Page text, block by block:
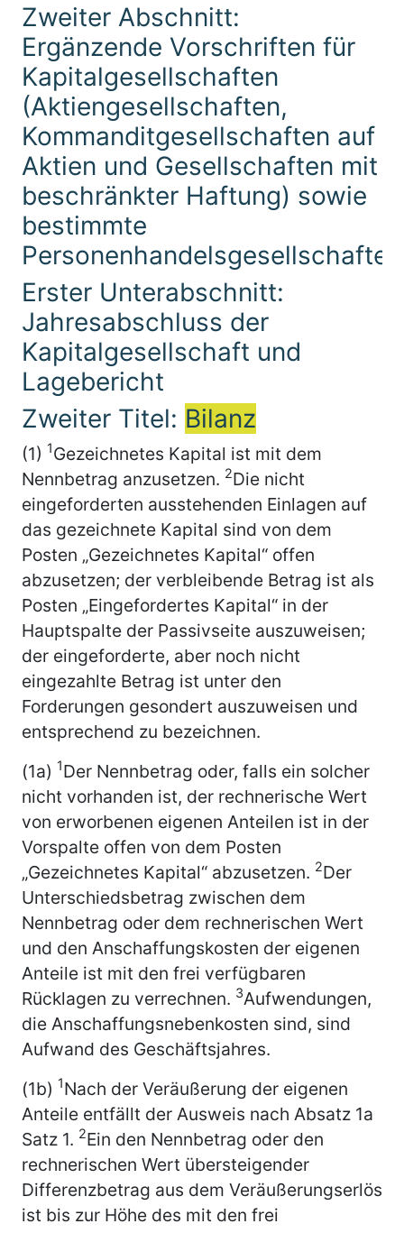
Zweiter Abschnitt:
Ergänzende Vorschriften für
Kapitalgesellschaften
(Aktiengesellschaften,
Kommanditgesellschaften auf
Aktien und Gesellschaften mit
beschränkter Haftung) sowie
bestimmte
Personenhandelsgesellschaften
Erster Unterabschnitt:
Jahresabschluss der
Kapitalgesellschaft und
Lagebericht
Zweiter Titel: Bilanz
(1) 1Gezeichnetes Kapital ist mit dem
Nennbetrag anzusetzen. 2Die nicht
eingeforderten ausstehenden Einlagen auf
das gezeichnete Kapital sind von dem
Posten „Gezeichnetes Kapital“ offen
abzusetzen; der verbleibende Betrag ist als
Posten „Eingefordertes Kapital“ in der
Hauptspalte der Passivseite auszuweisen;
der eingeforderte, aber noch nicht
eingezahlte Betrag ist unter den
Forderungen gesondert auszuweisen und
entsprechend zu bezeichnen.
(1a) 1Der Nennbetrag oder, falls ein solcher
nicht vorhanden ist, der rechnerische Wert
von erworbenen eigenen Anteilen ist in der
Vorspalte offen von dem Posten
„Gezeichnetes Kapital“ abzusetzen. 2Der
Unterschiedsbetrag zwischen dem
Nennbetrag oder dem rechnerischen Wert
und den Anschaffungskosten der eigenen
Anteile ist mit den frei verfügbaren
Rücklagen zu verrechnen. 3Aufwendungen,
die Anschaffungsnebenkosten sind, sind
Aufwand des Geschäftsjahres.
(1b) 1Nach der Veräußerung der eigenen
Anteile entfällt der Ausweis nach Absatz 1a
Satz 1. 2Ein den Nennbetrag oder den
rechnerischen Wert übersteigender
Differenzbetrag aus dem Veräußerungserlös
ist bis zur Höhe des mit den frei